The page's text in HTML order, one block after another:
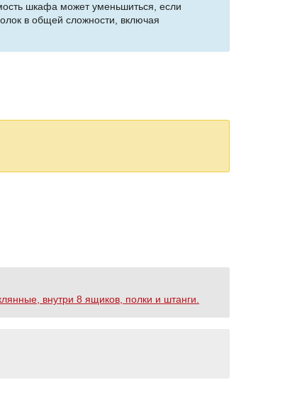
шкафа может уменьшиться, если
в общей сложности, включая
внутри 8 ящиков, полки и штанги.